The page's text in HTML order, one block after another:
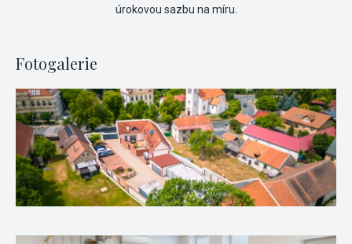
úrokovou sazbu na míru.
Fotogalerie